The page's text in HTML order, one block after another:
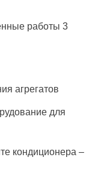
работы 3
агрегатов
для
кондиционера –